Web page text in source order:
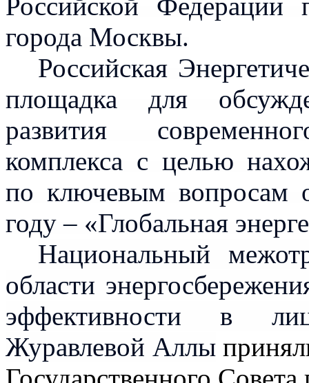
города Москвы.
Российская
площадка для
развития
комплекса с целью
по ключевым вопросам
году – «Глобальная
Национальный
области
эффективности в
Журавлевой Аллы